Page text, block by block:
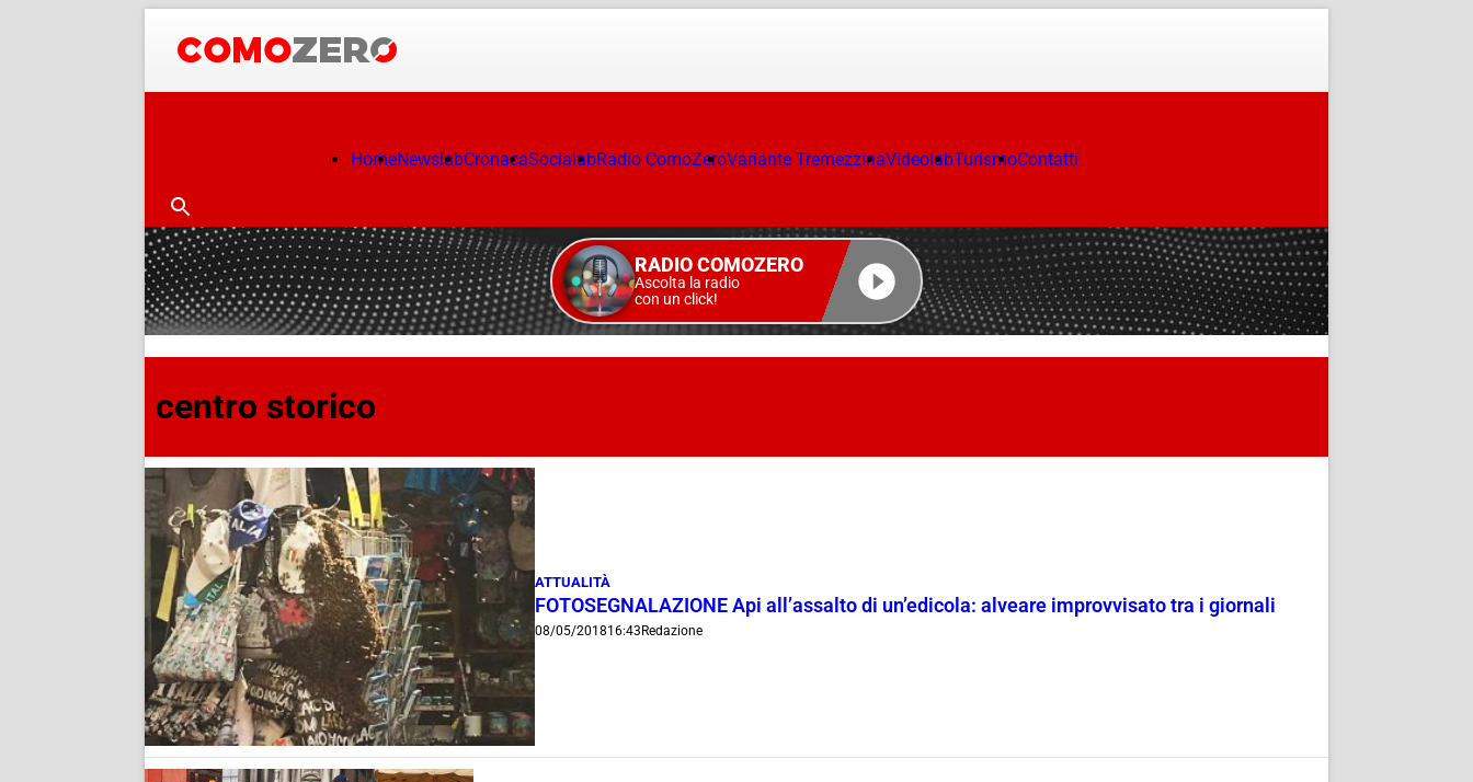
HomeNewslabCronacaSocialabRadio ComoZeroVariante TremezzinaVideolabTurismoContatti
RADIO COMOZERO
Ascolta la radio
con un click!
centro storico
ATTUALITÀ
FOTOSEGNALAZIONE Api all’assalto di un’edicola: alveare improvvisato tra i giornali
08/05/201816:43 Redazione